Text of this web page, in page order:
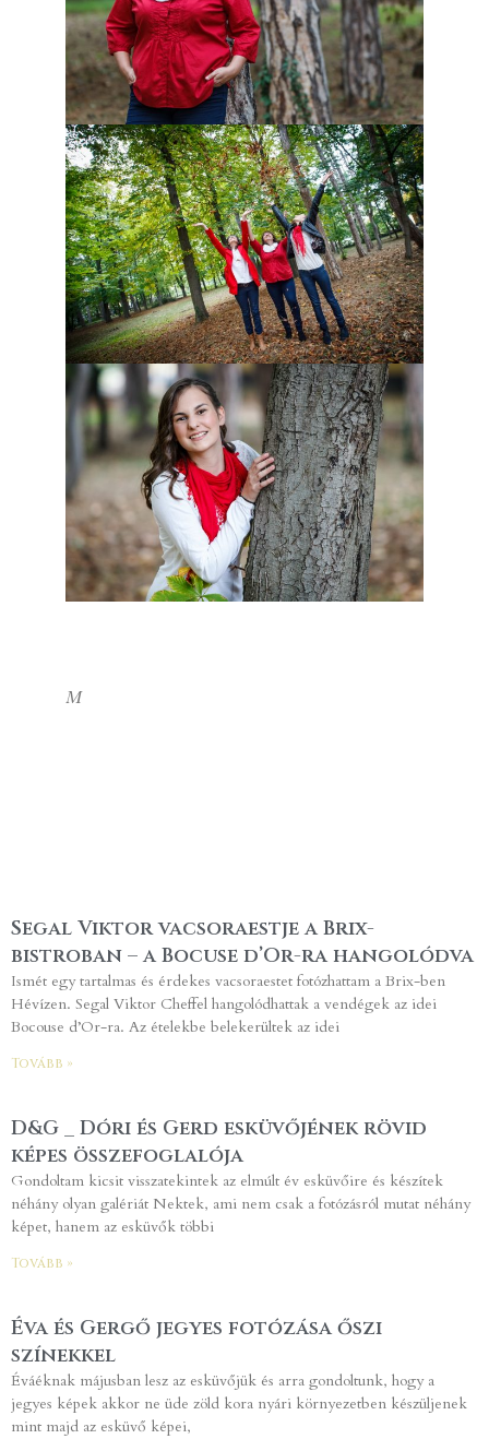
M
Segal Viktor vacsoraestje a Brix-
bistroban – a Bocuse d’Or-ra hangolódva
Ismét egy tartalmas és érdekes vacsoraestet fotózhattam a Brix-ben
Hévízen. Segal Viktor Cheffel hangolódhattak a vendégek az idei
Bocouse d’Or-ra. Az ételekbe belekerültek az idei
Tovább »
D&G _ Dóri és Gerd esküvőjének rövid
képes összefoglalója
Gondoltam kicsit visszatekintek az elmúlt év esküvőire és készítek
néhány olyan galériát Nektek, ami nem csak a fotózásról mutat néhány
képet, hanem az esküvők többi
Tovább »
Éva és Gergő jegyes fotózása őszi
színekkel
Éváéknak májusban lesz az esküvőjük és arra gondoltunk, hogy a
jegyes képek akkor ne üde zöld kora nyári környezetben készüljenek
mint majd az esküvő képei,